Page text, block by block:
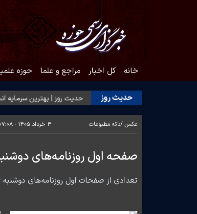
خانه کل اخبار مراجع و علما حوزه
حدیث روزحدیث روز | بهترین سرمایه انسان
عکس /دکه مطبوعات ۴ خرداد ۱۴۰۵ - ۰۷:۰۸
صفحه اول روزنامه‌های دوشنبه ۴ خرداد
تعدادی از صفحات اول روزنامه‌های دوشنبه ۰۴ خرداد ماه تقدیم مخاطبان ارجمند می شود.